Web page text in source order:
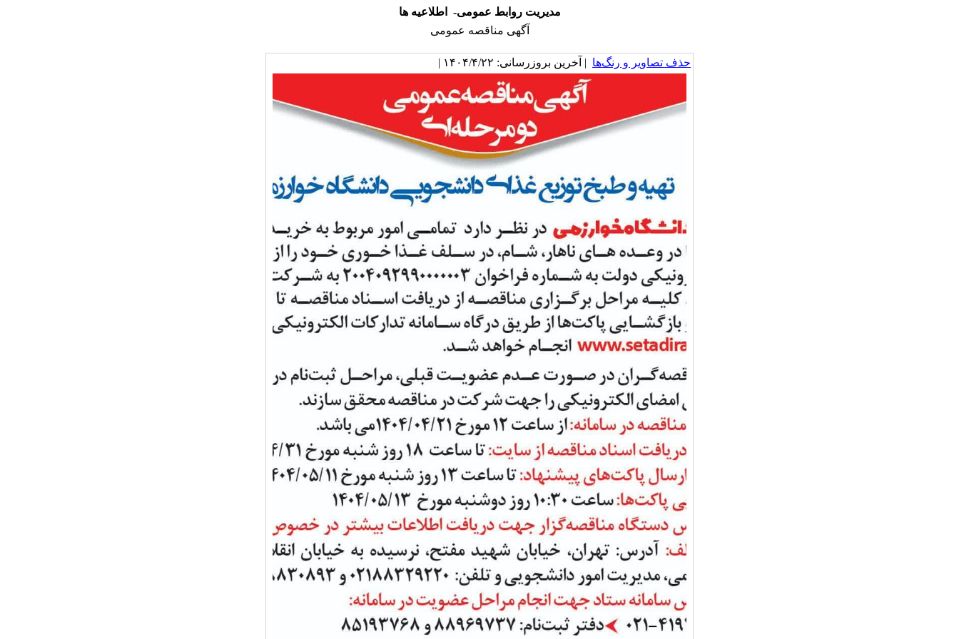
مدیریت روابط عمومی- اطلاعیه ها
آگهی مناقصه عمومی
حذف تصاویر و رنگ‌ها | آخرین بروزرسانی: ۱۴۰۴/۴/۲۲ |